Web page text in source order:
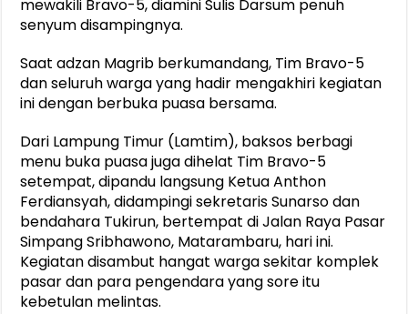
mewakili Bravo-5, diamini Sulis Darsum penuh
senyum disampingnya.
Saat adzan Magrib berkumandang, Tim Bravo-5
dan seluruh warga yang hadir mengakhiri kegiatan
ini dengan berbuka puasa bersama.
Dari Lampung Timur (Lamtim), baksos berbagi
menu buka puasa juga dihelat Tim Bravo-5
setempat, dipandu langsung Ketua Anthon
Ferdiansyah, didampingi sekretaris Sunarso dan
bendahara Tukirun, bertempat di Jalan Raya Pasar
Simpang Sribhawono, Matarambaru, hari ini.
Kegiatan disambut hangat warga sekitar komplek
pasar dan para pengendara yang sore itu
kebetulan melintas.